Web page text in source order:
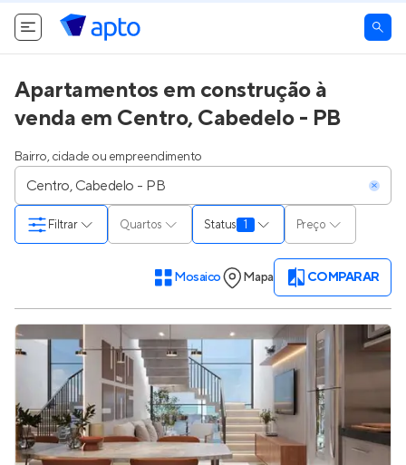
Apartamentos em construção à
venda em Centro, Cabedelo - PB
Bairro, cidade ou empreendimento
Quartos Status 1 Preço
Filtrar
Mosaico Mapa COMPARAR